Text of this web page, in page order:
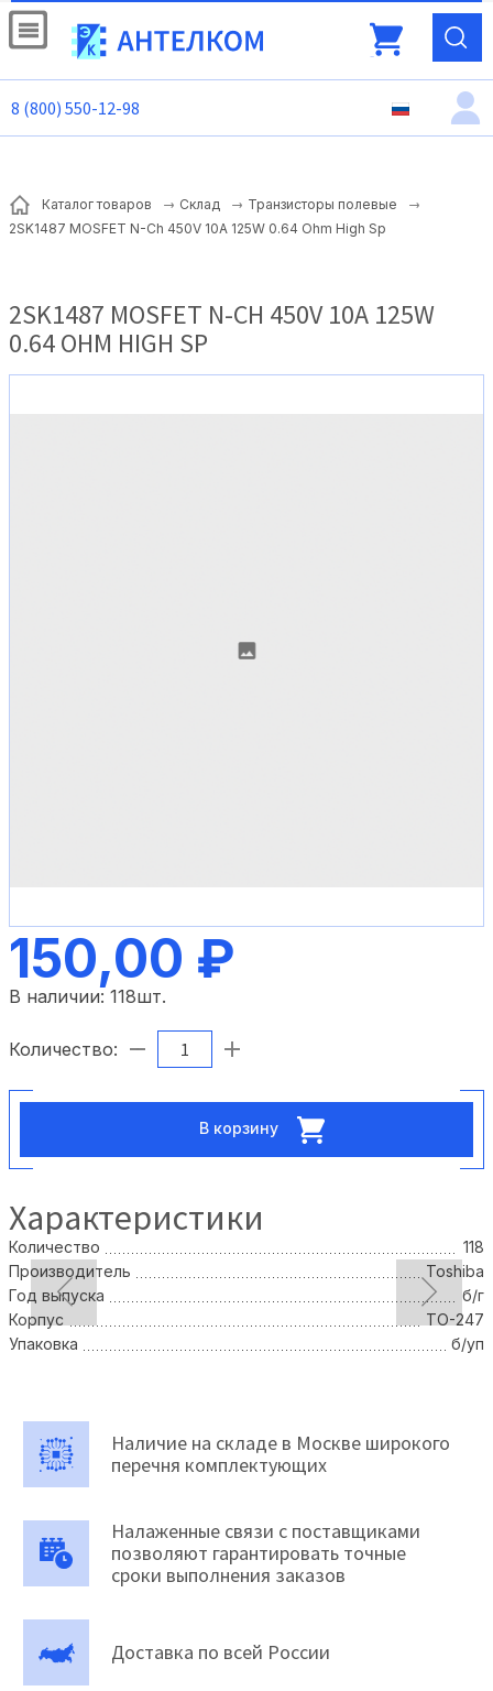
8 (800) 550-12-98
Каталог товаров Склад
Транзисторы полевые
2SK1487 MOSFET N-Ch 450V 10A 125W 0.64 Ohm High Sp
2SK1487 MOSFET N-CH 450V 10A 125W
0.64 OHM HIGH SP
150,00 ₽
В наличии: 118шт.
Количество:
В корзину
Характеристики
Количество
118
Производитель
Toshiba
Год выпуска
б/г
Корпус
ТО-247
Упаковка
б/уп
Наличие на складе в Москве широкого
перечня комплектующих
Налаженные связи с поставщиками
позволяют гарантировать точные
сроки выполнения заказов
Доставка по всей России